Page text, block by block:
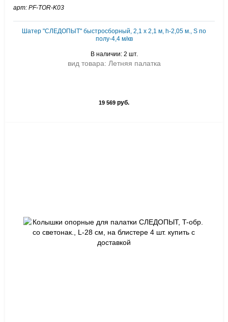
арт: PF-TOR-K03
Шатер "СЛЕДОПЫТ" быстросборный, 2,1 х 2,1 м, h-2,05 м., S по
полу-4,4 м/кв
В наличии: 2 шт.
вид товара: Летняя палатка
19 569 руб.